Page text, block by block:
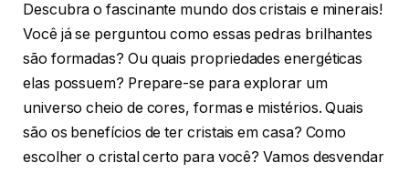
Descubra o fascinante mundo dos cristais e minerais!
Você já se perguntou como essas pedras brilhantes
são formadas? Ou quais propriedades energéticas
elas possuem? Prepare-se para explorar um
universo cheio de cores, formas e mistérios. Quais
são os benefícios de ter cristais em casa? Como
escolher o cristal certo para você? Vamos desvendar